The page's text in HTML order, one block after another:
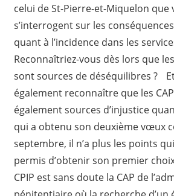
celui de St-Pierre-et-Miquelon que
s’interrogent sur les
quant à l’incidence dans les
Reconnaîtriez-vous dès lors que
sont sources de déséquilibres ?
également reconnaître que les
également sources d’injustice
qui a obtenu son deuxième vœux
septembre, il n’a plus les points
permis d’obtenir son premier
CPIP est sans doute la CAP de